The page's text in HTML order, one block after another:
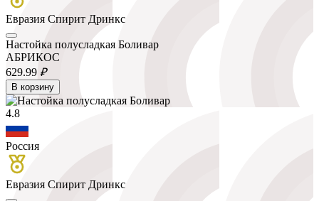
Евразия Спирит Дринкс
Настойка полусладкая Боливар
АБРИКОС
629.99 ₽
В корзину
4.8
Россия
Евразия Спирит Дринкс